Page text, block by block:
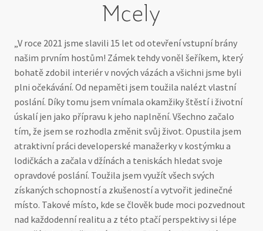
Mcely
„V roce 2021 jsme slavili 15 let od otevření vstupní brány
našim prvním hostům! Zámek tehdy voněl šeříkem, který
bohatě zdobil interiér v nových vázách a všichni jsme byli
plni očekávání. Od nepaměti jsem toužila nalézt vlastní
poslání. Díky tomu jsem vnímala okamžiky štěstí i životní
úskalí jen jako přípravu k jeho naplnění. Všechno začalo
tím, že jsem se rozhodla změnit svůj život. Opustila jsem
atraktivní práci developerské manažerky v kostýmku a
lodičkách a začala v džínách a teniskách hledat svoje
opravdové poslání. Toužila jsem využít všech svých
získaných schopností a zkušeností a vytvořit jedinečné
místo. Takové místo, kde se člověk bude moci pozvednout
nad každodenní realitu a z této ptačí perspektivy si lépe